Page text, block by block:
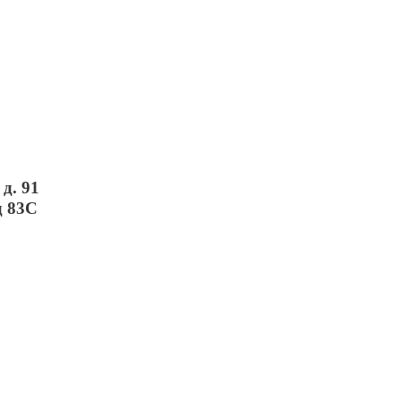
91
83С